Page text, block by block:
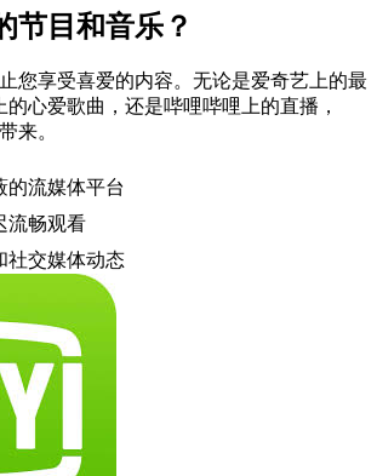
节目和音乐？
您享受喜爱的内容。无论是爱奇艺上的最
的心爱歌曲，还是哔哩哔哩上的直播，
来。
的流媒体平台
流畅观看
社交媒体动态